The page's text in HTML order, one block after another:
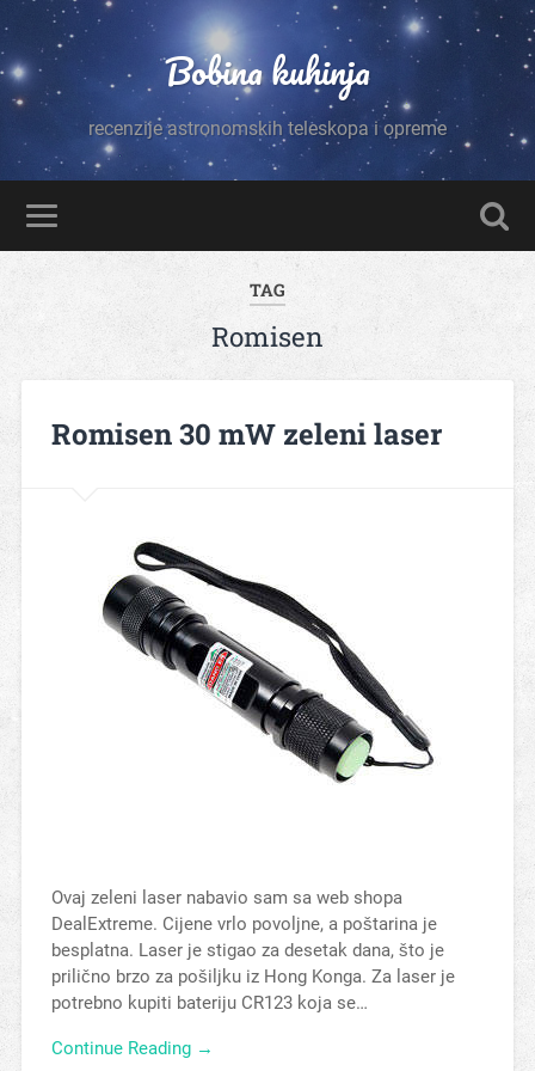
Bobina kuhinja
recenzije astronomskih teleskopa i opreme
TAG
Romisen
Romisen 30 mW zeleni laser
Ovaj zeleni laser nabavio sam sa web shopa
DealExtreme. Cijene vrlo povoljne, a poštarina je
besplatna. Laser je stigao za desetak dana, što je
prilično brzo za pošiljku iz Hong Konga. Za laser je
potrebno kupiti bateriju CR123 koja se…
Continue Reading →